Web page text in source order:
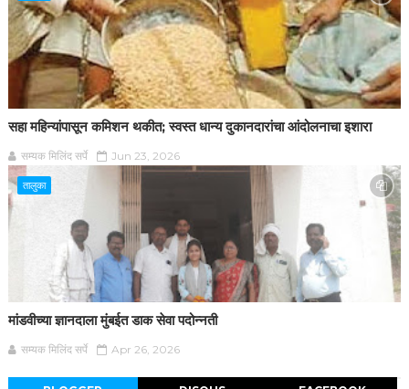
सहा महिन्यांपासून कमिशन थकीत; स्वस्त धान्य दुकानदारांचा आंदोलनाचा इशारा
सम्यक मिलिंद सर्पे Jun 23, 2026
तालुका
मांडवीच्या ज्ञानदाला मुंबईत डाक सेवा पदोन्नती
सम्यक मिलिंद सर्पे Apr 26, 2026